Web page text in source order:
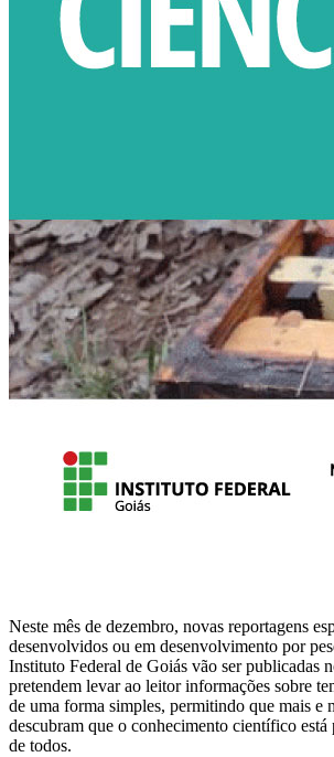
Neste mês de dezembro, novas reportagens
desenvolvidos ou em desenvolvimento por
Instituto Federal de Goiás vão ser publicadas
pretendem levar ao leitor informações sobre
de uma forma simples, permitindo que mais e
descubram que o conhecimento científico está
de todos.